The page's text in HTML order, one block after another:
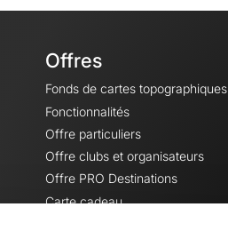
Offres
Fonds de cartes topographiques
Fonctionnalités
Offre particuliers
Offre clubs et organisateurs
Offre PRO Destinations
Carte cadeau